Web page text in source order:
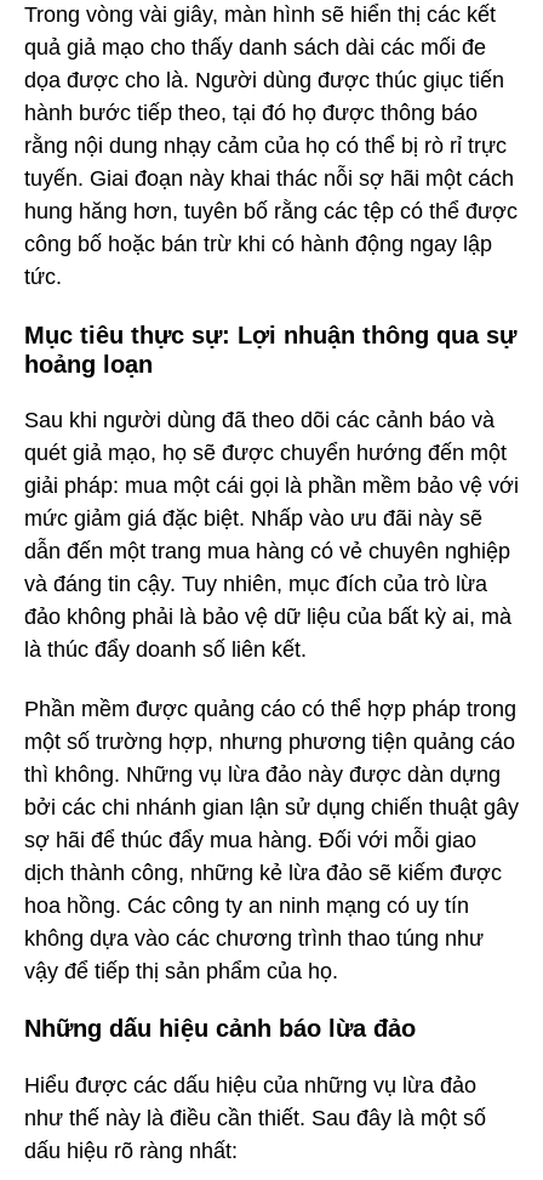
Trong vòng vài giây, màn hình sẽ hiển thị các kết
quả giả mạo cho thấy danh sách dài các mối đe
dọa được cho là. Người dùng được thúc giục tiến
hành bước tiếp theo, tại đó họ được thông báo
rằng nội dung nhạy cảm của họ có thể bị rò rỉ trực
tuyến. Giai đoạn này khai thác nỗi sợ hãi một cách
hung hăng hơn, tuyên bố rằng các tệp có thể được
công bố hoặc bán trừ khi có hành động ngay lập
tức.
Mục tiêu thực sự: Lợi nhuận thông qua sự
hoảng loạn
Sau khi người dùng đã theo dõi các cảnh báo và
quét giả mạo, họ sẽ được chuyển hướng đến một
giải pháp: mua một cái gọi là phần mềm bảo vệ với
mức giảm giá đặc biệt. Nhấp vào ưu đãi này sẽ
dẫn đến một trang mua hàng có vẻ chuyên nghiệp
và đáng tin cậy. Tuy nhiên, mục đích của trò lừa
đảo không phải là bảo vệ dữ liệu của bất kỳ ai, mà
là thúc đẩy doanh số liên kết.
Phần mềm được quảng cáo có thể hợp pháp trong
một số trường hợp, nhưng phương tiện quảng cáo
thì không. Những vụ lừa đảo này được dàn dựng
bởi các chi nhánh gian lận sử dụng chiến thuật gây
sợ hãi để thúc đẩy mua hàng. Đối với mỗi giao
dịch thành công, những kẻ lừa đảo sẽ kiếm được
hoa hồng. Các công ty an ninh mạng có uy tín
không dựa vào các chương trình thao túng như
vậy để tiếp thị sản phẩm của họ.
Những dấu hiệu cảnh báo lừa đảo
Hiểu được các dấu hiệu của những vụ lừa đảo
như thế này là điều cần thiết. Sau đây là một số
dấu hiệu rõ ràng nhất: